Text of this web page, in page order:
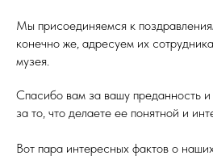
Мы присоединяемся к
конечно же, адресуем их
музея.
Спасибо вам за вашу преданность и
за то, что делаете ее понятной и
Вот пара интересных фактов о